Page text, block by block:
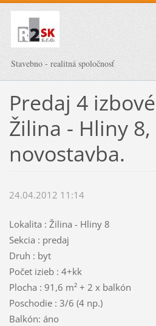
Stavebno - realitná spoločnosť
Predaj 4
Žilina - Hliny 8,
novostavba.
24.04.2012 11:14
Lokalita : Žilina - Hliny 8
Sekcia : predaj
Druh : byt
Počet izieb : 4+kk
Plocha : 91,6 m² + 2 x balkón
Poschodie : 3/6 (4 np.)
Balkón: áno